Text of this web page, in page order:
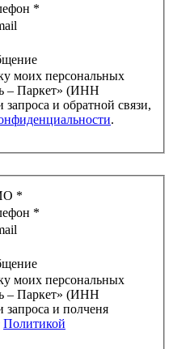
*
моих персональных
– Паркет» (ИНН
.
*
*
моих персональных
– Паркет» (ИНН
Политикой